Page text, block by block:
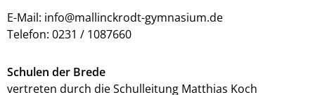
E-Mail: info@mallinckrodt-gymnasium.de
Telefon: 0231 / 1087660
Schulen der Brede
vertreten durch die Schulleitung Matthias Koch